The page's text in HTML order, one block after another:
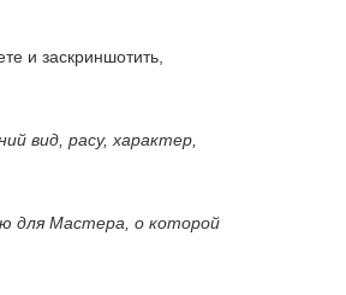
и заскриншотить,
вид, расу, характер,
для Мастера, о которой